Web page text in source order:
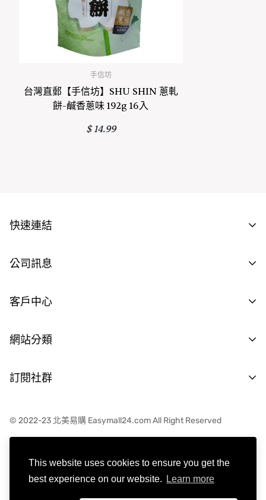
This website uses cookies to ensure you get the
best experience on our website.
Learn more
手信坊
台灣直郵【手信坊】SHU SHIN 蔥軋
餅-鹹香蔥味 192g 16入
正常價格
$ 14.99
快速連結
批發商資格申請
公司訊息
聯繫我們
隱私聲明
客戶中心
註冊登入
宅配費用
網站分類
大同電鍋專區
訂閱社群
© 2022-23 北美易購 Easymall24.com All Right Reserved